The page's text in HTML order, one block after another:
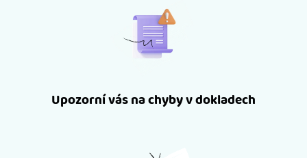
Upozorní vás na chyby v dokladech